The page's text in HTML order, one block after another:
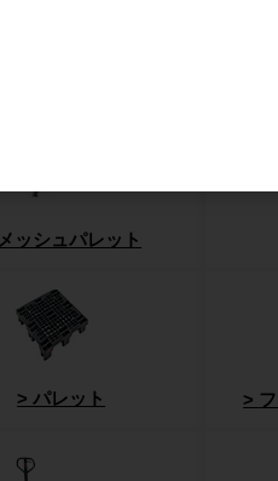
メッシュパレット
パレット